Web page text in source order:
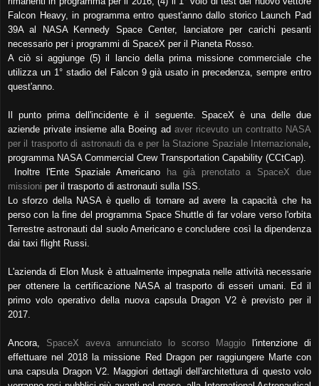
Falcon Heavy, in programma entro quest'anno dallo storico Launch Pad
39A al NASA Kennedy Space Center, lanciatore per carichi pesanti
necessario per i programmi di SpaceX per il Pianeta Rosso.
A ciò si aggiunge (5) il lancio della prima missione commerciale che
utilizza un 1° stadio del Falcon 9 già usato in precedenza, sempre entro
quest'anno.
Il punto prima dell'incidente è il seguente. SpaceX è una delle due
aziende private insieme alla Boeing ad aver ricevuto un contratto NASA
per il trasporto di astronauti da e per la Stazione Spaziale Internazionale
programma NASA Commercial Crew Transportation Capability (CCtCap).
Inoltre l'Ente Spaziale Americano
ha già prenotato a SpaceX due
missioni per il trasporto di astronauti sulla ISS.
Lo sforzo della NASA è quello di tornare ad avere la capacità che ha
perso con la fine del programma Space Shuttle di far volare verso l'orbita
Terrestre astronauti dal suolo Americano e concludere così la dipendenza
dai taxi flight Russi.
L'azienda di Elon Musk è attualmente impegnata nelle attività necessarie
per ottenere la certificazione NASA al trasporto di esseri umani. Ed il
primo volo operativo della nuova capsula Dragon V2 è previsto per il
2017.
Ancora, SpaceX aveva annunciato lo scorso Maggio l'intenzione di
effettuare nel 2018 la missione Red Dragon per raggiungere Marte con
una capsula Dragon V2. Maggiori dettagli dell'architettura di questo volo